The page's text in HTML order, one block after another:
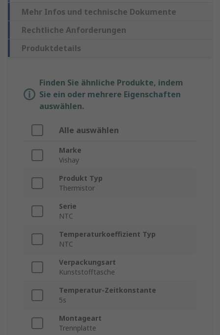
Mehr Infos und technische Dokumente
Rechtliche Anforderungen
Produktdetails
Finden Sie ähnliche Produkte, indem
Sie ein oder mehrere Eigenschaften
auswählen.
Alle auswählen
Marke
Vishay
Produkt Typ
Thermistor
Serie
NTC
Temperaturkoeffizient Typ
NTC
Verpackungsart
Kunststofftasche
Temperatur-Zeitkonstante
5s
Montageart
Trennplatte